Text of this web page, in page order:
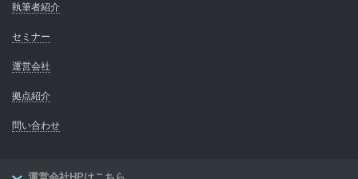
執筆者紹介
セミナー
運営会社
拠点紹介
問い合わせ